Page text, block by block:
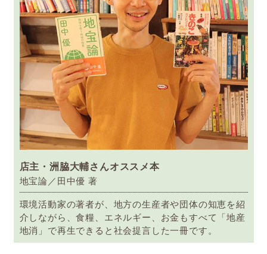
店主・洲脇大輔さんオススメ本
地宝論／田中優 著
環境活動家の著者が、地方の生産者や団体の知恵を紹
介しながら、食糧、エネルギー、お金もすべて「地産
地消」で再生できると社会提言した一冊です。